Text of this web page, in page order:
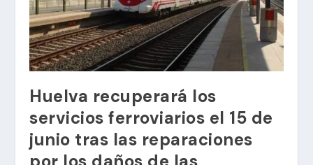
Huelva recuperará los
servicios ferroviarios el 15 de
junio tras las reparaciones